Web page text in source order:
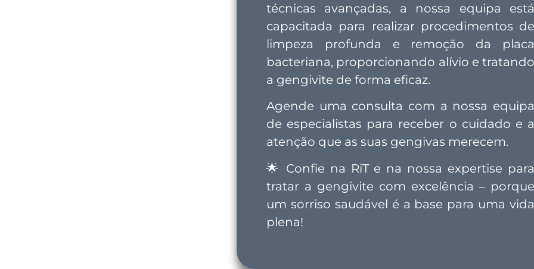
técnicas avançadas, a nossa equipa está
capacitada para realizar procedimentos de
limpeza profunda e remoção da placa
bacteriana, proporcionando alívio e tratando
a gengivite de forma eficaz.
Agende uma consulta com a nossa equipa
de especialistas para receber o cuidado e a
atenção que as suas gengivas merecem.
🌟
Confie na RiT e na nossa expertise para
tratar a gengivite com excelência – porque
um sorriso saudável é a base para uma vida
plena!